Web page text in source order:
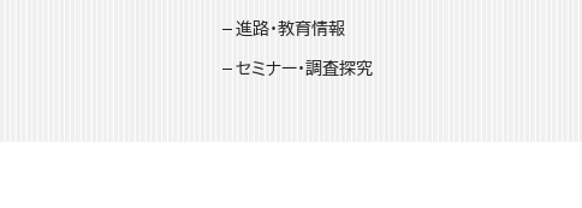
進路・教育情報
セミナー・調査探究